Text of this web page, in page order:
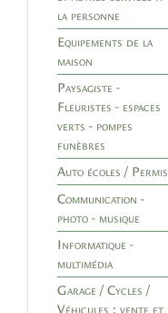
la personne
Equipements de la
maison
Paysagiste -
Fleuristes - espaces
verts - pompes
funèbres
Auto écoles / Permis
Communication -
photo - musique
Informatique -
multimédia
Garage / Cycles /
Véhicules : vente et